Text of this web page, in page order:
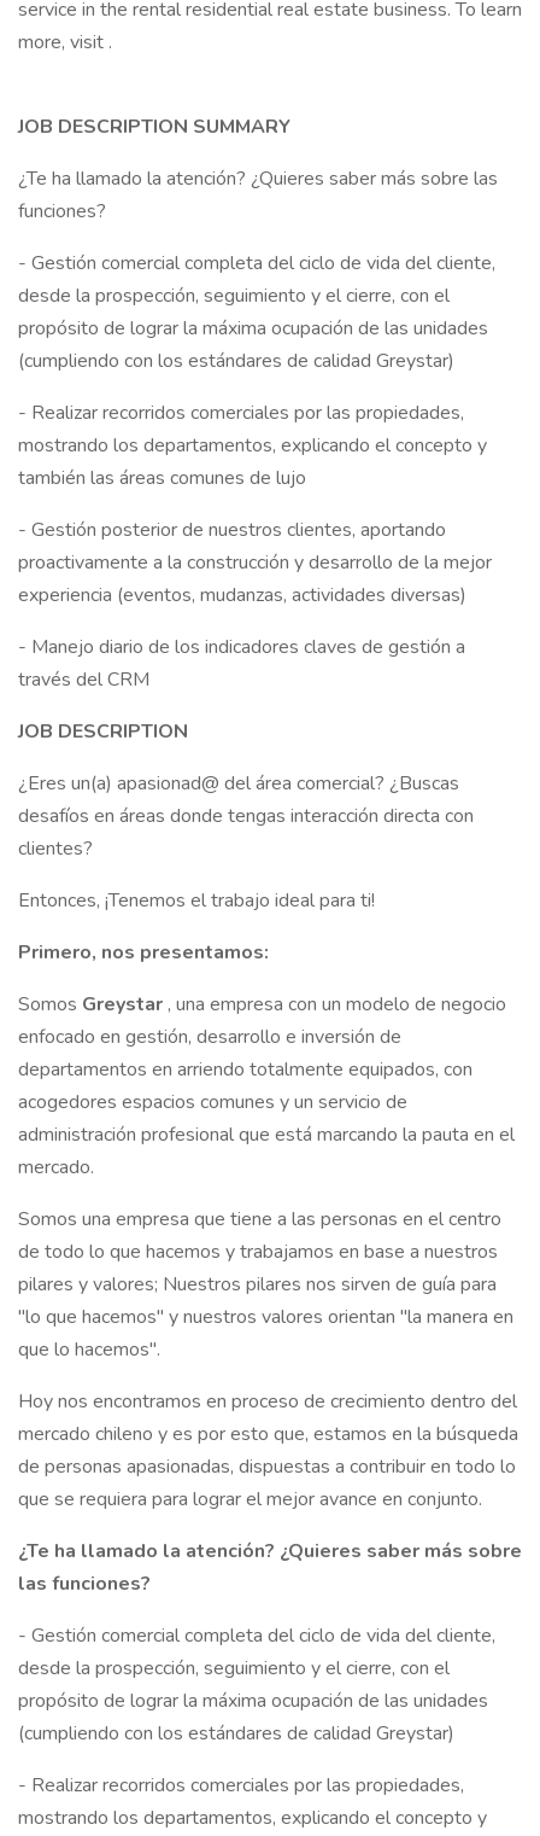
service in the rental residential real estate business. To learn
more, visit .
JOB DESCRIPTION SUMMARY
¿Te ha llamado la atención? ¿Quieres saber más sobre las
funciones?
- Gestión comercial completa del ciclo de vida del cliente,
desde la prospección, seguimiento y el cierre, con el
propósito de lograr la máxima ocupación de las unidades
(cumpliendo con los estándares de calidad Greystar)
- Realizar recorridos comerciales por las propiedades,
mostrando los departamentos, explicando el concepto y
también las áreas comunes de lujo
- Gestión posterior de nuestros clientes, aportando
proactivamente a la construcción y desarrollo de la mejor
experiencia (eventos, mudanzas, actividades diversas)
- Manejo diario de los indicadores claves de gestión a
través del CRM
JOB DESCRIPTION
¿Eres un(a) apasionad@ del área comercial? ¿Buscas
desafíos en áreas donde tengas interacción directa con
clientes?
Entonces, ¡Tenemos el trabajo ideal para ti!
Primero, nos presentamos:
Somos Greystar , una empresa con un modelo de negocio
enfocado en gestión, desarrollo e inversión de
departamentos en arriendo totalmente equipados, con
acogedores espacios comunes y un servicio de
administración profesional que está marcando la pauta en el
mercado.
Somos una empresa que tiene a las personas en el centro
de todo lo que hacemos y trabajamos en base a nuestros
pilares y valores; Nuestros pilares nos sirven de guía para
"lo que hacemos" y nuestros valores orientan "la manera en
que lo hacemos".
Hoy nos encontramos en proceso de crecimiento dentro del
mercado chileno y es por esto que, estamos en la búsqueda
de personas apasionadas, dispuestas a contribuir en todo lo
que se requiera para lograr el mejor avance en conjunto.
¿Te ha llamado la atención? ¿Quieres saber más sobre
las funciones?
- Gestión comercial completa del ciclo de vida del cliente,
desde la prospección, seguimiento y el cierre, con el
propósito de lograr la máxima ocupación de las unidades
(cumpliendo con los estándares de calidad Greystar)
- Realizar recorridos comerciales por las propiedades,
mostrando los departamentos, explicando el concepto y